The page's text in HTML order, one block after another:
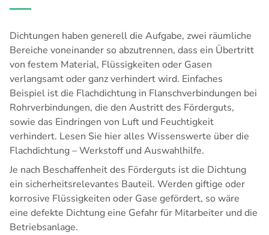
Dichtungen haben generell die Aufgabe, zwei räumliche
Bereiche voneinander so abzutrennen, dass ein Übertritt
von festem Material, Flüssigkeiten oder Gasen
verlangsamt oder ganz verhindert wird. Einfaches
Beispiel ist die Flachdichtung in Flanschverbindungen bei
Rohrverbindungen, die den Austritt des Förderguts,
sowie das Eindringen von Luft und Feuchtigkeit
verhindert. Lesen Sie hier alles Wissenswerte über die
Flachdichtung – Werkstoff und Auswahlhilfe.
Je nach Beschaffenheit des Förderguts ist die Dichtung
ein sicherheitsrelevantes Bauteil. Werden giftige oder
korrosive Flüssigkeiten oder Gase gefördert, so wäre
eine defekte Dichtung eine Gefahr für Mitarbeiter und die
Betriebsanlage.